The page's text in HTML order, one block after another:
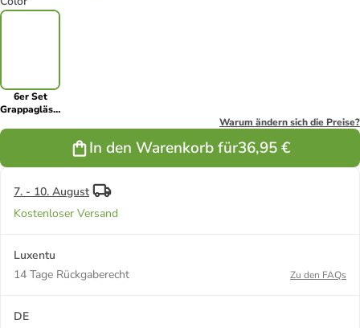
6er Set
Grappagläser
Warum ändern sich die Preise?
In den Warenkorb für36,95 €
7. - 10. August
Kostenloser Versand
Luxentu
14 Tage Rückgaberecht
Zu den FAQs
DE